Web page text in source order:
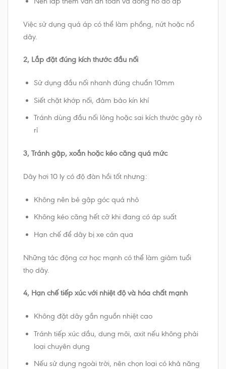
Việc sử dụng quá áp có thể làm phồng, nứt hoặc nổ
dây.
2, Lắp đặt đúng kích thước đầu nối
Sử dụng đầu nối nhanh đúng chuẩn 10mm
Siết chặt khớp nối, đảm bảo kín khí
Tránh dùng đầu nối lỏng hoặc sai kích thước gây rò
rỉ
3, Tránh gập, xoắn hoặc kéo căng quá mức
Dây hơi 10 ly có độ đàn hồi tốt nhưng:
Không nên bẻ gập góc quá nhỏ
Không kéo căng hết cỡ khi đang có áp suất
Hạn chế để dây bị xe cán qua
Những tác động cơ học mạnh có thể làm giảm tuổi
thọ dây.
4, Hạn chế tiếp xúc với nhiệt độ và hóa chất mạnh
Không đặt dây gần nguồn nhiệt cao
Tránh tiếp xúc dầu, dung môi, axit nếu không phải
loại chuyên dụng
Nếu sử dụng ngoài trời, nên chọn loại có khả năng